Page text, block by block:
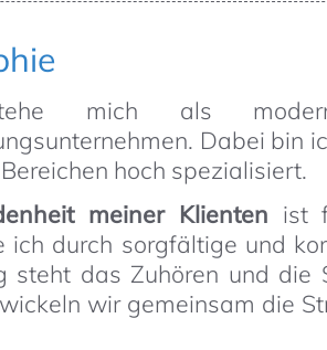
mich als
Dabei bin
hoch spezialisiert.
meiner Klienten ist
ich durch sorgfältige und
steht das Zuhören und die
wir gemeinsam die